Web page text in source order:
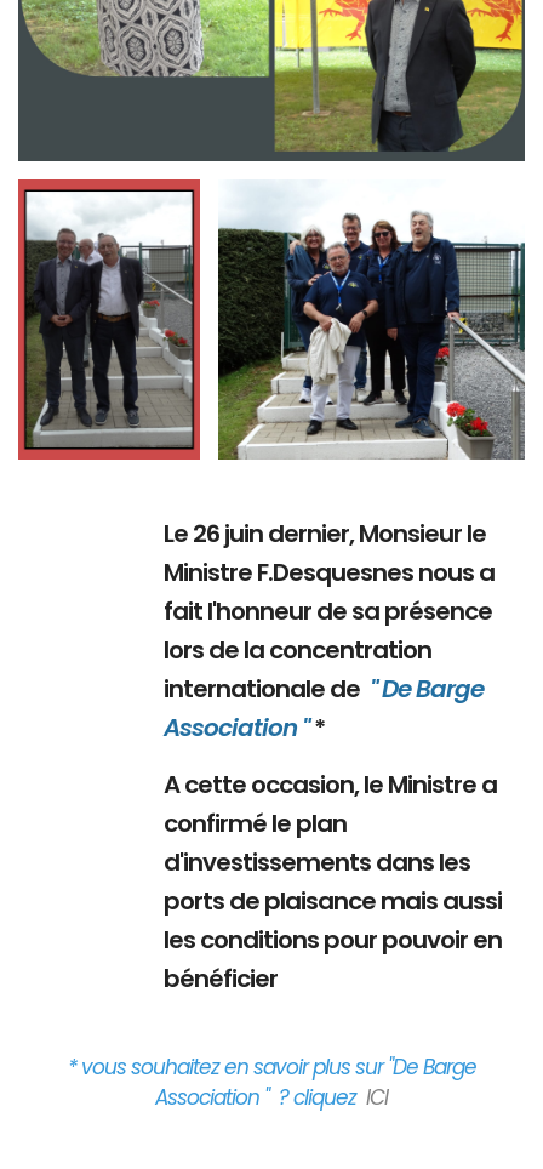
Branding
ARMCHAIR ARMCHAIR
Le 26 juin dernier, Monsieur le
Ministre F.Desquesnes nous a
fait l'honneur de sa présence
lors de la concentration
internationale de " De Barge
Association "*
A cette occasion, le Ministre a
confirmé le plan
d'investissements dans les
ports de plaisance mais aussi
les conditions pour pouvoir en
bénéficier
* vous souhaitez en savoir plus sur "De Barge
Association " ? cliquez ICI